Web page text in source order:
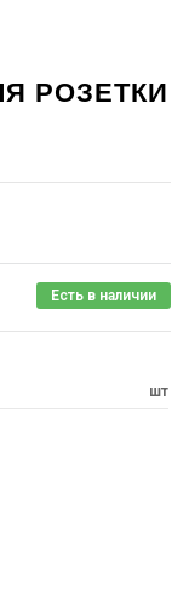
РОЗЕТКИ
Есть в наличии
шт